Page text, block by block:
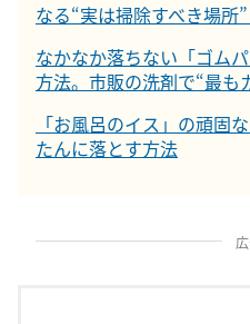
なる“実は掃除すべき場所
なかなか落ちない「ゴム
方法。市販の洗剤で“最も
「お風呂のイス」の頑固
たんに落とす方法